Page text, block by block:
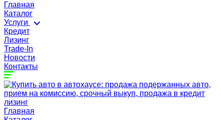
Главная
Каталог
Услуги
Кредит
Лизинг
Trade-In
Новости
Контакты
Главная